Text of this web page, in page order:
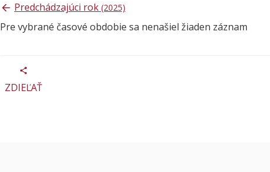
Predchádzajúci rok (2025)
Pre vybrané časové obdobie sa nenašiel žiaden záznam
ZDIEĽAŤ